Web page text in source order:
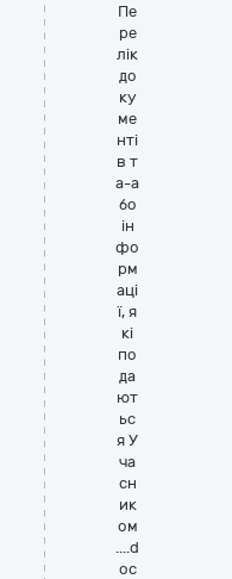
Пе
ре
лік
до
ку
ме
нті
в т
а-а
бо
ін
фо
рм
аці
ї, я
кі
по
да
ют
ьс
я У
ча
сн
ик
ом
....d
oc